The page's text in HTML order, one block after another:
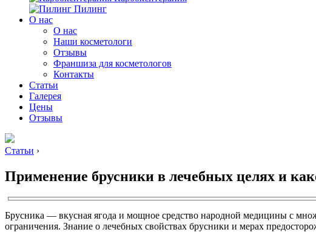
Пилинг
O нас
O нас
Наши косметологи
Отзывы
Франшиза для косметологов
Контакты
Статьи
Галерея
Цены
Отзывы
Статьи ›
Применение брусники в лечебных целях и
Брусника — вкусная ягода и мощное средство народной медицины с
ограничения. Знание о лечебных свойствах брусники и мерах